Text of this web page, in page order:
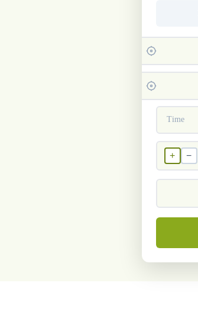
Time
−
+